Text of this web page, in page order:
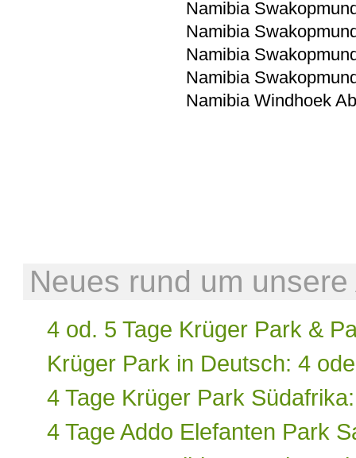
Namibia
Namibia
Namibia
Namibia
Namibia Windhoek
Neues rund um
4 od. 5 Tage Krüger Park &
Krüger Park in Deutsch: 4
4 Tage Krüger Park
4 Tage Addo Elefanten Park